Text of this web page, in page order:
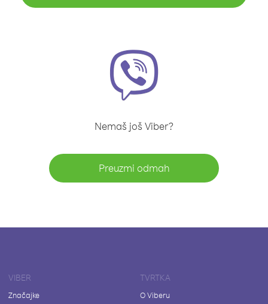
Nemaš još Viber?
Preuzmi odmah
VIBER
Značajke
TVRTKA
O Viberu